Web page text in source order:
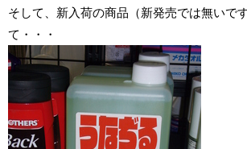
そして、新入荷の商品（新発売では無いで
て・・・